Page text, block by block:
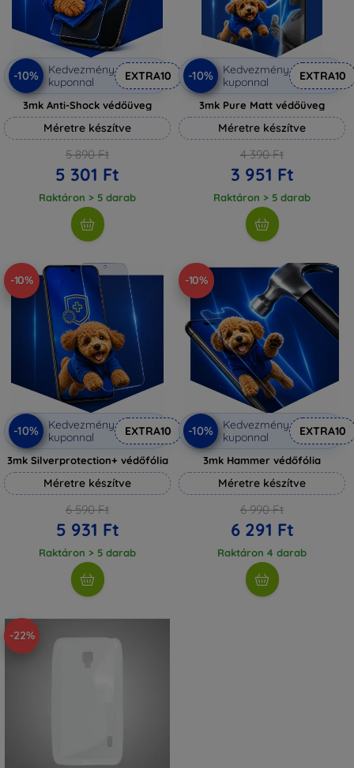
-10%
Kedvezmény
kuponnal
EXTRA10
3mk Anti-Shock védőüveg
Méretre készítve
5 890 Ft
5 301 Ft
Raktáron > 5 darab
-10%
Kedvezmény
kuponnal
EXTRA10
3mk Pure Matt védőüveg
Méretre készítve
4 390 Ft
3 951 Ft
Raktáron > 5 darab
-10%
-10%
Kedvezmény
kuponnal
EXTRA10
3mk Silverprotection+ védőfólia
Méretre készítve
6 590 Ft
5 931 Ft
Raktáron > 5 darab
-10%
-10%
Kedvezmény
kuponnal
EXTRA10
3mk Hammer védőfólia
Méretre készítve
6 990 Ft
6 291 Ft
Raktáron 4 darab
-22%